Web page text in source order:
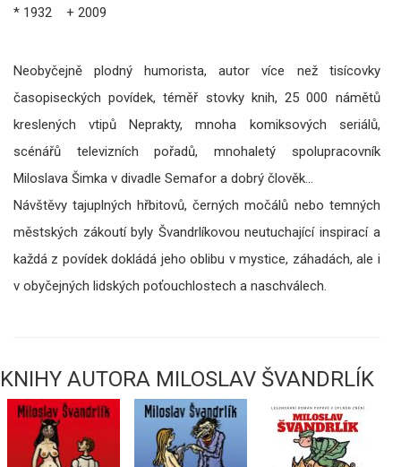
* 1932 + 2009
Neobyčejně plodný humorista, autor více než tisícovky
časopiseckých povídek, téměř stovky knih, 25 000 námětů
kreslených vtipů Neprakty, mnoha komiksových seriálů,
scénářů televizních pořadů, mnohaletý spolupracovník
Miloslava Šimka v divadle Semafor a dobrý člověk…
Návštěvy tajuplných hřbitovů, černých močálů nebo temných
městských zákoutí byly Švandrlíkovou neutuchající inspirací a
každá z povídek dokládá jeho oblibu v mystice, záhadách, ale i
v obyčejných lidských poťouchlostech a naschválech.
KNIHY AUTORA MILOSLAV ŠVANDRLÍK